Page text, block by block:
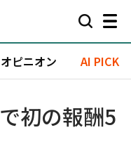
オピニオン AI PICK
初の報酬5